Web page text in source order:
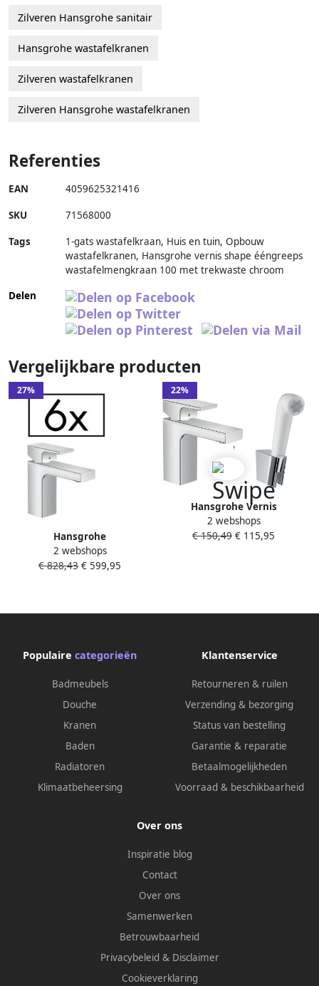
Zilveren Hansgrohe sanitair
Hansgrohe wastafelkranen
Zilveren wastafelkranen
Zilveren Hansgrohe wastafelkranen
Referenties
EAN 4059625321416
SKU 71568000
Tags
1-gats wastafelkraan, Huis en tuin, Opbouw
wastafelkranen, Hansgrohe vernis shape ééngreeps
wastafelmengkraan 100 met trekwaste chroom
Delen
Vergelijkbare producten
27%
Hansgrohe
Wastafelmengkraan Vernis
Shape Eengreeps 100 Zinc
2 webshops
€ 828,43 € 599,95
22%
Hansgrohe Vernis
Shape ééngreeps
wastafelmengkraan 100 zinc
2 webshops
€ 150,49 € 115,95
Populaire categorieën
Badmeubels
Douche
Kranen
Baden
Radiatoren
Klimaatbeheersing
Klantenservice
Retourneren & ruilen
Verzending & bezorging
Status van bestelling
Garantie & reparatie
Betaalmogelijkheden
Voorraad & beschikbaarheid
Over ons
Inspiratie blog
Contact
Over ons
Samenwerken
Betrouwbaarheid
Privacybeleid & Disclaimer
Cookieverklaring